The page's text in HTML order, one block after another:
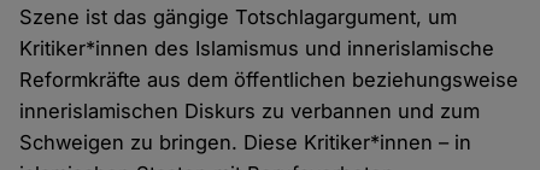
Szene ist das gängige Totschlagargument, um
Kritiker*innen des Islamismus und innerislamische
Reformkräfte aus dem öffentlichen beziehungsweise
innerislamischen Diskurs zu verbannen und zum
Schweigen zu bringen. Diese Kritiker*innen – in